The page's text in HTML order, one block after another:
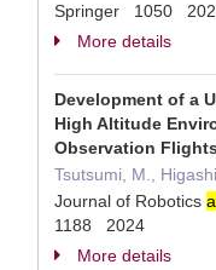
Springer 1050
More details
Development of a
High Altitude
Observation
Tsutsumi, M.,
Journal of Robotics
1188 2024
More details